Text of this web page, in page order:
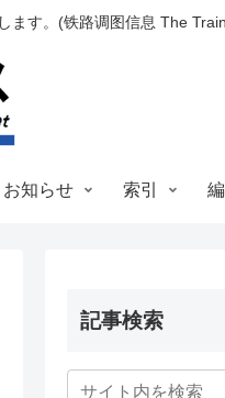
ます。(铁路调图信息 The
知らせ 索引
記事検索